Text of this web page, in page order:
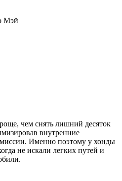
чем снять лишний десяток
внутренние
Именно поэтому у хонды
не искали легких путей и